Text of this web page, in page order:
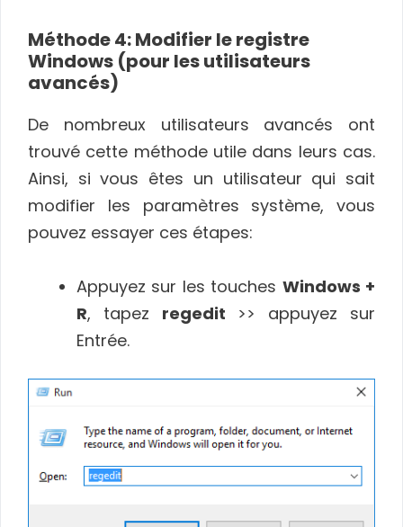
Méthode 4: Modifier le registre
Windows (pour les utilisateurs
avancés)
De nombreux utilisateurs avancés ont
trouvé cette méthode utile dans leurs cas.
Ainsi, si vous êtes un utilisateur qui sait
modifier les paramètres système, vous
pouvez essayer ces étapes:
Appuyez sur les touches Windows +
R, tapez regedit >> appuyez sur
Entrée.